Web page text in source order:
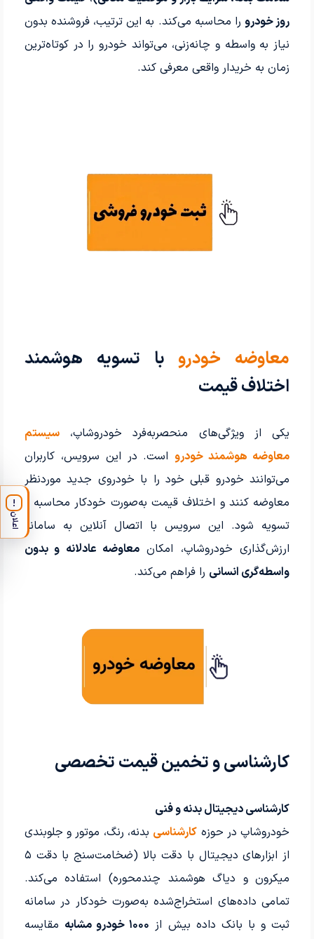
روز خودرورا محاسبه می‌کند. به این ترتیب، فروشنده بدون
نیاز به واسطه و چانه‌زنی، می‌تواند خودرو را در کوتاه‌ترین
زمان به خریدار واقعی معرفی کند.
معاوضه خودروبا تسویه هوشمند
اختلاف قیمت
یکی از ویژگی‌های منحصربه‌فرد خودروشاپ،سیستم
معاوضه هوشمند خودرواست. در این سرویس، کاربران
می‌توانند خودرو قبلی خود را با خودروی جدید موردنظر
معاوضه کنند و اختلاف قیمت به‌صورت خودکار محاسبه و
تسویه شود. این سرویس با اتصال آنلاین به سامانه
ارزش‌گذاری خودروشاپ، امکان معاوضه عادلانه و بدون
واسطه‌گری انسانی را فراهم می‌کند.
کارشناسی و تخمین قیمت تخصصی
کارشناسی دیجیتال بدنه و فنی
خودروشاپ در حوزه کارشناسی بدنه، رنگ، موتور و جلوبندی
از ابزارهای دیجیتال با دقت بالا (ضخامت‌سنج با دقت ۵
میکرون و دیاگ هوشمند چندمحوره) استفاده می‌کند.
تمامی داده‌های استخراج‌شده به‌صورت خودکار در سامانه
ثبت و با بانک داده بیش از ۱۰۰۰ خودرو مشابه
مقایسه
!
اعلان